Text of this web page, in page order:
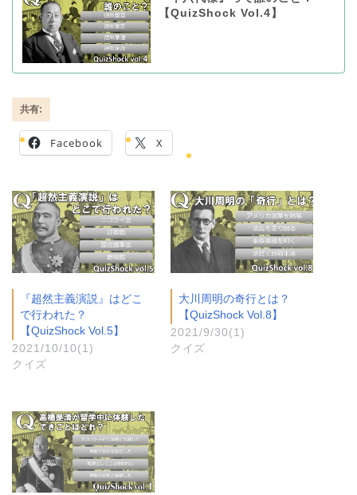
【QuizShock Vol.4】
共有:
Facebook X
『超然主義演説』はどこ
で行われた？
【QuizShock Vol.5】
2021/10/10(1)
クイズ
大川周明の奇行とは？
【QuizShock Vol.8】
2021/9/30(1)
クイズ